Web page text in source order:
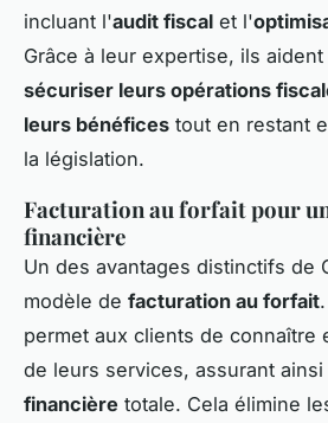
incluant l'audit fiscal et l'
Grâce à leur expertise, ils
sécuriser leurs opérations
leurs bénéfices tout en restant
la législation.
Facturation au forfait pour
financière
Un des avantages distinctifs de
modèle de facturation au forfait
permet aux clients de connaître
de leurs services, assurant ainsi
financière totale. Cela élimine